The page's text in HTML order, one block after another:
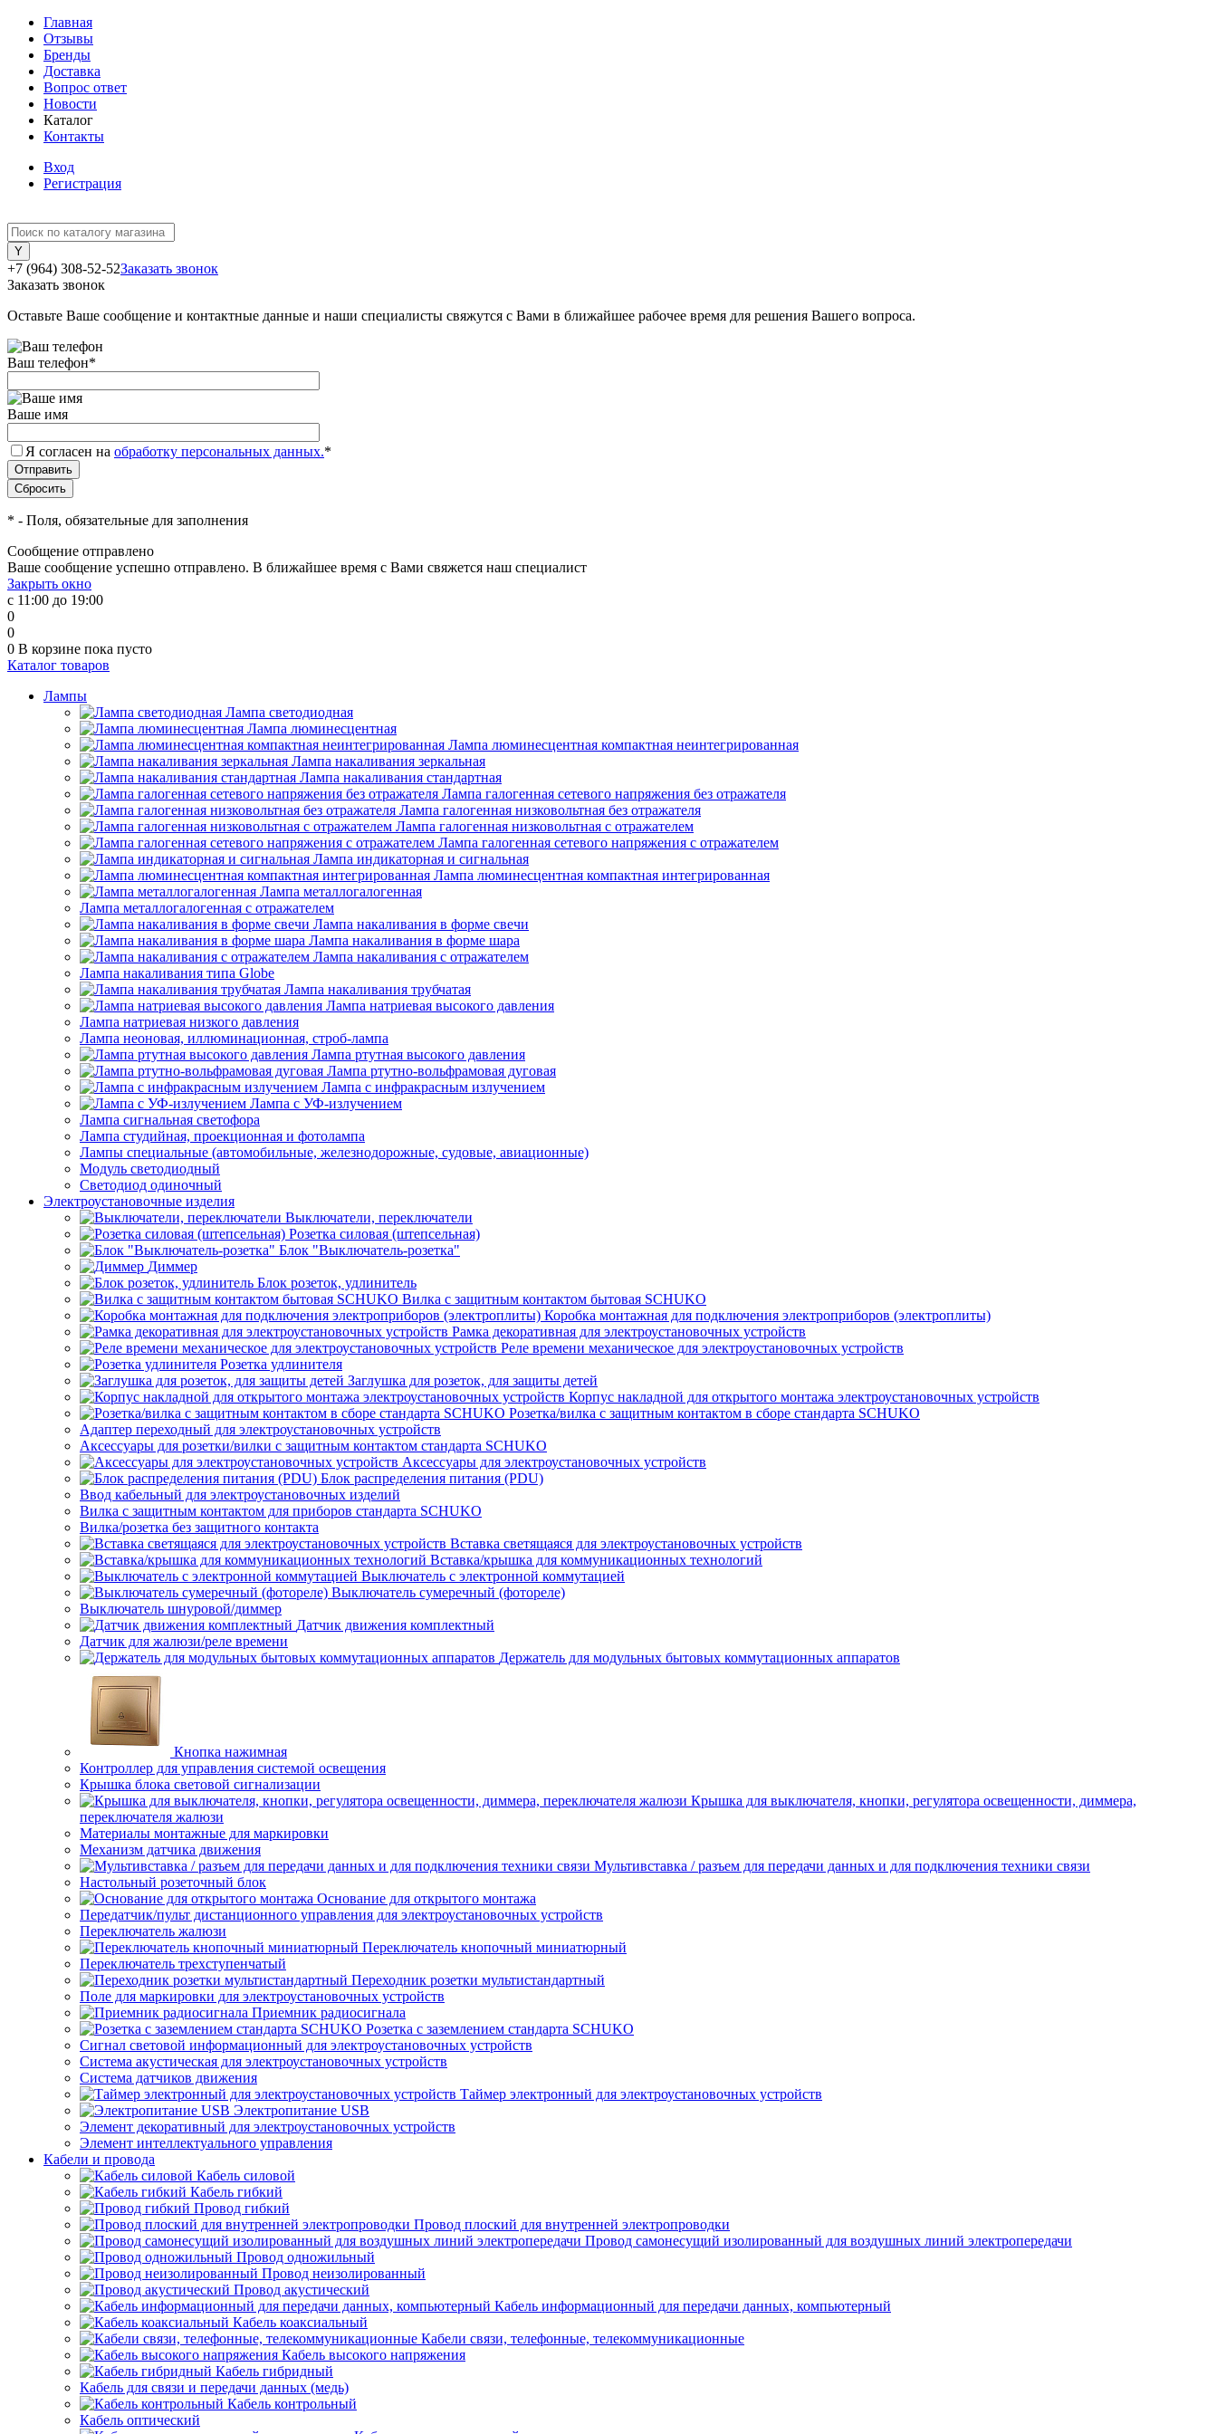
Главная
Отзывы
Бренды
Доставка
Вопрос ответ
Новости
Каталог
Контакты
Вход
Регистрация
+7 (964) 308-52-52Заказать звонок
Заказать звонок
Оставьте Ваше сообщение и контактные данные и наши специалисты свяжутся с Вами в ближайшее рабочее время для решения Вашего вопроса.
Ваш телефон*
Ваше имя
Я согласен на обработку персональных данных.*
* - Поля, обязательные для заполнения
Сообщение отправлено
Ваше сообщение успешно отправлено. В ближайшее время с Вами свяжется наш специалист
Закрыть окно
с 11:00 до 19:00
0
0
0 В корзине пока пусто
Каталог товаров
Лампы
Лампа светодиодная
Лампа люминесцентная
Лампа люминесцентная компактная неинтегрированная
Лампа накаливания зеркальная
Лампа накаливания стандартная
Лампа галогенная сетевого напряжения без отражателя
Лампа галогенная низковольтная без отражателя
Лампа галогенная низковольтная с отражателем
Лампа галогенная сетевого напряжения с отражателем
Лампа индикаторная и сигнальная
Лампа люминесцентная компактная интегрированная
Лампа металлогалогенная
Лампа металлогалогенная с отражателем
Лампа накаливания в форме свечи
Лампа накаливания в форме шара
Лампа накаливания с отражателем
Лампа накаливания типа Globe
Лампа накаливания трубчатая
Лампа натриевая высокого давления
Лампа натриевая низкого давления
Лампа неоновая, иллюминационная, строб-лампа
Лампа ртутная высокого давления
Лампа ртутно-вольфрамовая дуговая
Лампа с инфракрасным излучением
Лампа с УФ-излучением
Лампа сигнальная светофора
Лампа студийная, проекционная и фотолампа
Лампы специальные (автомобильные, железнодорожные, судовые, авиационные)
Модуль светодиодный
Светодиод одиночный
Электроустановочные изделия
Выключатели, переключатели
Розетка силовая (штепсельная)
Блок "Выключатель-розетка"
Диммер
Блок розеток, удлинитель
Вилка с защитным контактом бытовая SCHUKO
Коробка монтажная для подключения электроприборов (электроплиты)
Рамка декоративная для электроустановочных устройств
Реле времени механическое для электроустановочных устройств
Розетка удлинителя
Заглушка для розеток, для защиты детей
Корпус накладной для открытого монтажа электроустановочных устройств
Розетка/вилка с защитным контактом в сборе стандарта SCHUKO
Адаптер переходный для электроустановочных устройств
Аксессуары для розетки/вилки с защитным контактом стандарта SCHUKO
Аксессуары для электроустановочных устройств
Блок распределения питания (PDU)
Ввод кабельный для электроустановочных изделий
Вилка с защитным контактом для приборов стандарта SCHUKO
Вилка/розетка без защитного контакта
Вставка светящаяся для электроустановочных устройств
Вставка/крышка для коммуникационных технологий
Выключатель с электронной коммутацией
Выключатель сумеречный (фотореле)
Выключатель шнуровой/диммер
Датчик движения комплектный
Датчик для жалюзи/реле времени
Держатель для модульных бытовых коммутационных аппаратов
Кнопка нажимная
Контроллер для управления системой освещения
Крышка блока световой сигнализации
Крышка для выключателя, кнопки, регулятора освещенности, диммера,
переключателя жалюзи
Материалы монтажные для маркировки
Механизм датчика движения
Мультивставка / разъем для передачи данных и для подключения техники связи
Настольный розеточный блок
Основание для открытого монтажа
Передатчик/пульт дистанционного управления для электроустановочных устройств
Переключатель жалюзи
Переключатель кнопочный миниатюрный
Переключатель трехступенчатый
Переходник розетки мультистандартный
Поле для маркировки для электроустановочных устройств
Приемник радиосигнала
Розетка с заземлением стандарта SCHUKO
Сигнал световой информационный для электроустановочных устройств
Система акустическая для электроустановочных устройств
Система датчиков движения
Таймер электронный для электроустановочных устройств
Электропитание USB
Элемент декоративный для электроустановочных устройств
Элемент интеллектуального управления
Кабели и провода
Кабель силовой
Кабель гибкий
Провод гибкий
Провод плоский для внутренней электропроводки
Провод самонесущий изолированный для воздушных линий электропередачи
Провод одножильный
Провод неизолированный
Провод акустический
Кабель информационный для передачи данных, компьютерный
Кабель коаксиальный
Кабели связи, телефонные, телекоммуникационные
Кабель высокого напряжения
Кабель гибридный
Кабель для связи и передачи данных (медь)
Кабель контрольный
Кабель оптический